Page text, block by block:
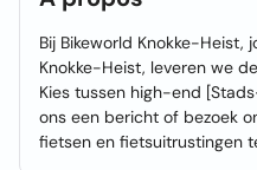
Bij Bikeworld Knokke-Heist,
Knokke-Heist, leveren we
Kies tussen high-end
ons een bericht of bezoek
fietsen en fietsuitrustingen